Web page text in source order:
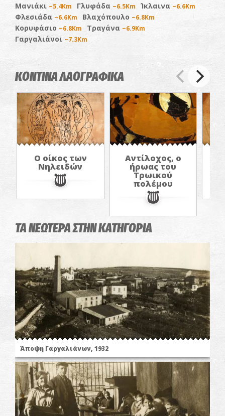
Μανιάκι ~5.4Km Γλυφάδα ~6.5Km Ίκλαινα ~6.6Km
Φλεσιάδα ~6.6Km Βλαχόπουλο ~6.8Km
Κορυφάσιο ~6.8Km Τραγάνα ~6.9Km
Γαργαλιάνοι ~7.3Km
ΚΟΝΤΙΝΑ ΛΑΟΓΡΑΦΙΚΑ
Ο οίκος των
Νηλειδών
Αντίλοχος, ο
ήρωας του
Τρωικού
πολέμου
ΤΑ ΝΕΩΤΕΡΑ ΣΤΗΝ ΚΑΤΗΓΟΡΙΑ
Άποψη Γαργαλιάνων, 1932